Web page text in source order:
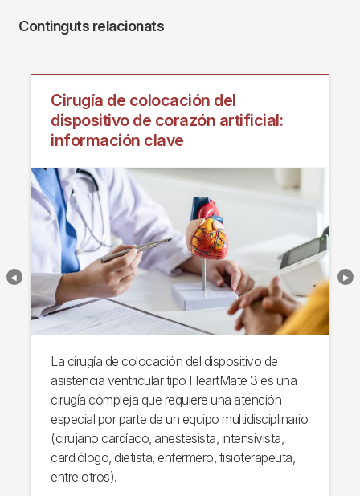
Continguts relacionats
Cirugía de colocación del
dispositivo de corazón artificial:
información clave
La cirugía de colocación del dispositivo de
asistencia ventricular tipo HeartMate 3 es una
cirugía compleja que requiere una atención
especial por parte de un equipo multidisciplinario
(cirujano cardíaco, anestesista, intensivista,
cardiólogo, dietista, enfermero, fisioterapeuta,
entre otros).